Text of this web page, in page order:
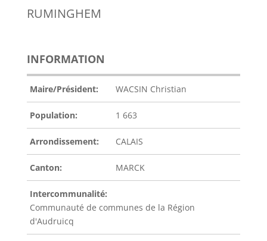
RUMINGHEM
INFORMATION
Maire/Président: WACSIN Christian
Population: 1 663
Arrondissement: CALAIS
Canton: MARCK
Intercommunalité:
Communauté de communes de la Région
d'Audruicq